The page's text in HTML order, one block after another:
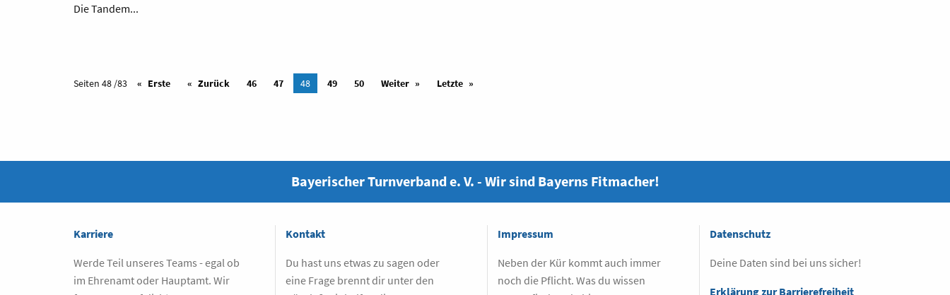
Die Tandem...
Seiten 48 /83 Erste Zurück 46 47 48 49 50 Weiter Letzte
Bayerischer Turnverband e. V. - Wir sind Bayerns Fitmacher!
Karriere
Werde Teil unseres Teams - egal ob
im Ehrenamt oder Hauptamt. Wir
Kontakt
Du hast uns etwas zu sagen oder
eine Frage brennt dir unter den
Impressum
Neben der Kür kommt auch immer
noch die Pflicht. Was du wissen
Datenschutz
Deine Daten sind bei uns sicher!
Erklärung zur Barrierefreiheit